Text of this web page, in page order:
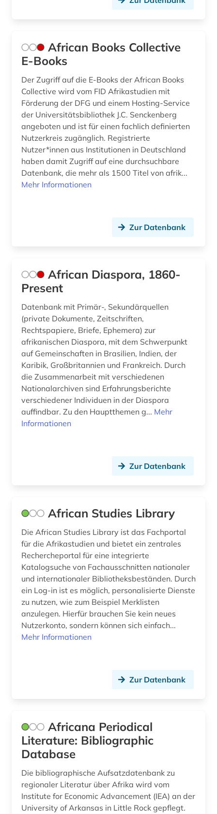
druck (1)
druckwerk (1)
dunhuang-handschriften (1)
dänemark (4)
dänisch-hallesche mission in tranquebar (1)
e-book (1)
e-learning (1)
edward s. morse (1)
einblattdrucke (1)
elektronische bibliothek (3)
elektronische zeitschrift (2)
elektronisches buch (15)
empirische kulturwissenschaft (3)
england (1)
entwicklungsforschung (1)
entwicklungszusammenarbeit (2)
entwicklungsökonomie (1)
enzyklopädie (4)
ephemera (1)
epik (1)
eskimo (1)
ess- und trinksitte (1)
ethnographie (1)
African Books Collective
E-Books
Der Zugriff auf die E-Books der African Books
Collective wird vom FID Afrikastudien mit
Förderung der DFG und einem Hosting-Service
der Universitätsbibliothek J.C. Senckenberg
angeboten und ist für einen fachlich definierten
Nutzerkreis zugänglich. Registrierte
Nutzer*innen aus Institutionen in Deutschland
haben damit Zugriff auf eine durchsuchbare
Datenbank, die mehr als 1500 Titel von afrik...
Mehr Informationen
Zur Datenbank
African Diaspora, 1860-
Present
Datenbank mit Primär-, Sekundärquellen
(private Dokumente, Zeitschriften,
Rechtspapiere, Briefe, Ephemera) zur
afrikanischen Diaspora, mit dem Schwerpunkt
auf Gemeinschaften in Brasilien, Indien, der
Karibik, Großbritannien und Frankreich. Durch
die Zusammenarbeit mit verschiedenen
Nationalarchiven sind Erfahrungsberichte
verschiedener Individuen in der Diaspora
auffindbar. Zu den Hauptthemen g... Mehr
Informationen
Zur Datenbank
African Studies Library
Die African Studies Library ist das Fachportal
für die Afrikastudien und bietet ein zentrales
Rechercheportal für eine integrierte
Katalogsuche von Fachausschnitten nationaler
und internationaler Bibliotheksbeständen. Durch
ein Log-in ist es möglich, personalisierte Dienste
zu nutzen, wie zum Beispiel Merklisten
anzulegen. Hierfür brauchen Sie kein neues
Nutzerkonto, sondern können sich einfach...
Mehr Informationen
Zur Datenbank
Africana Periodical
Literature: Bibliographic
Database
Die bibliographische Aufsatzdatenbank zu
regionaler Literatur über Afrika wird vom
Institute for Economic Advancement (IEA) an der
University of Arkansas in Little Rock gepflegt.